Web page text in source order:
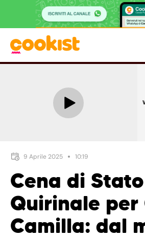
9 Aprile 2025 10:19
Cena di
Quirinale per
Camilla: dal